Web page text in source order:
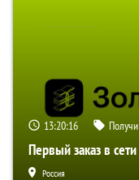
13:20:15
Первый заказ в
Россия